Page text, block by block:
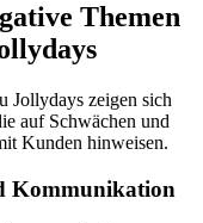
Themen
Jollydays zeigen sich
auf Schwächen und
Kunden hinweisen.
Kommunikation